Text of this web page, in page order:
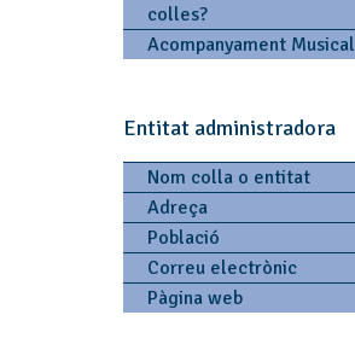
colles?
Acompanyament Musical
Entitat administradora
Nom colla o entitat
Adreça
Població
Correu electrònic
Pàgina web